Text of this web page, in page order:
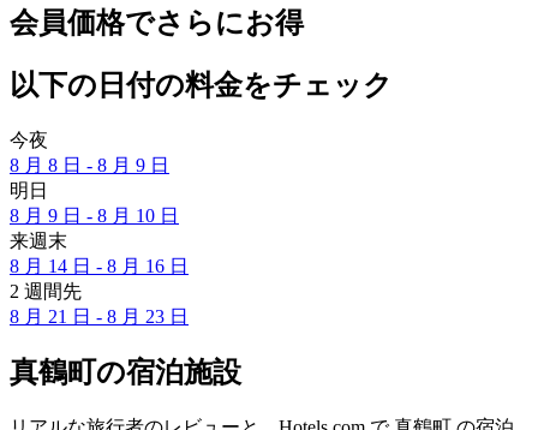
会員価格でさらにお得
以下の日付の料金をチェック
今夜
8 月 8 日 - 8 月 9 日
明日
8 月 9 日 - 8 月 10 日
来週末
8 月 14 日 - 8 月 16 日
2 週間先
8 月 21 日 - 8 月 23 日
真鶴町の宿泊施設